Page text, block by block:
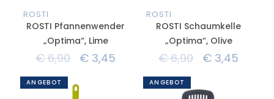
ROSTI
ROSTI Pfannenwender
„Optima“, Lime
€6,90 € 3,45
ROSTI
ROSTI Schaumkelle
„Optima“, Olive
€6,90 € 3,45
ANGEBOT ANGEBOT